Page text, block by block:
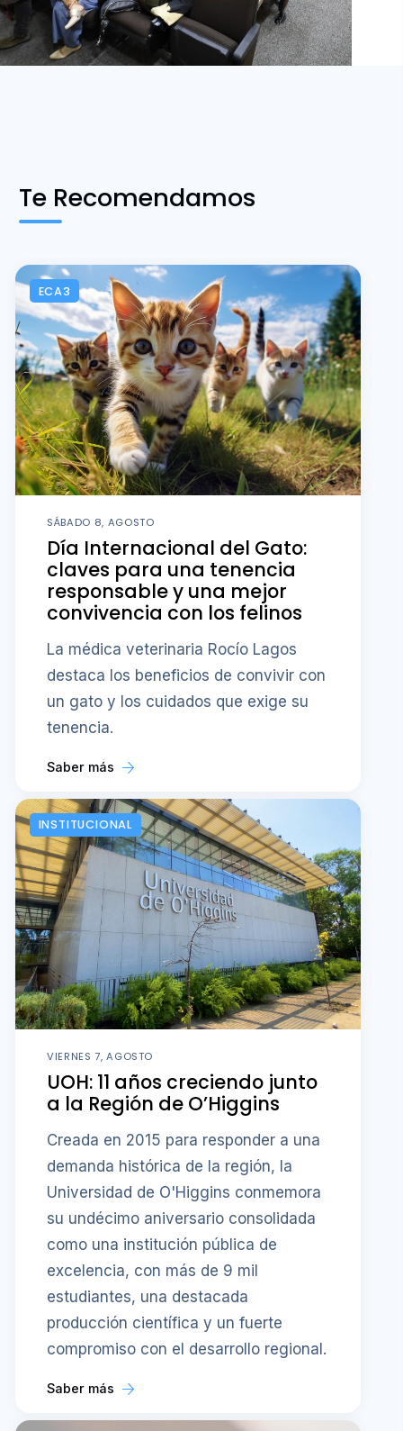
Te Recomendamos
ECA3
SÁBADO 8, AGOSTO
Día Internacional del Gato:
claves para una tenencia
responsable y una mejor
convivencia con los felinos
La médica veterinaria Rocío Lagos
destaca los beneficios de convivir con
un gato y los cuidados que exige su
tenencia.
Saber más
INSTITUCIONAL
VIERNES 7, AGOSTO
UOH: 11 años creciendo junto
a la Región de O’Higgins
Creada en 2015 para responder a una
demanda histórica de la región, la
Universidad de O'Higgins conmemora
su undécimo aniversario consolidada
como una institución pública de
excelencia, con más de 9 mil
estudiantes, una destacada
producción científica y un fuerte
compromiso con el desarrollo regional.
Saber más